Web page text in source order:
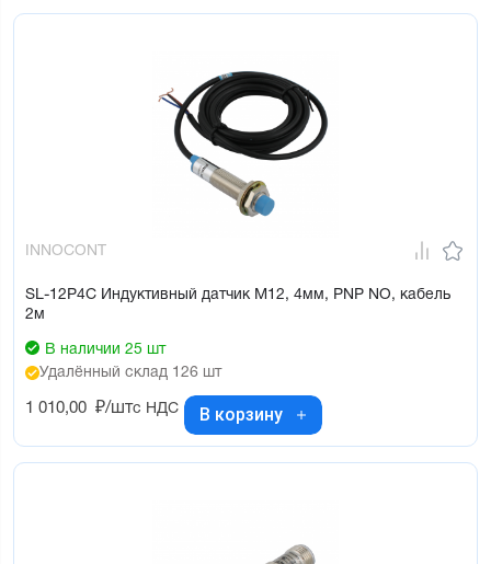
INNOCONT
SL-12P4C Индуктивный датчик М12, 4мм, PNP NO, кабель
2м
В наличии 25 шт
Удалённый склад 126 шт
1 010,00 ₽/штс НДС В корзину